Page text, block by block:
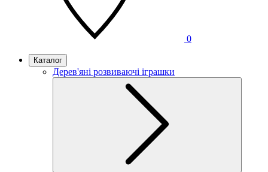
0
Каталог
Дерев'яні розвиваючі іграшки